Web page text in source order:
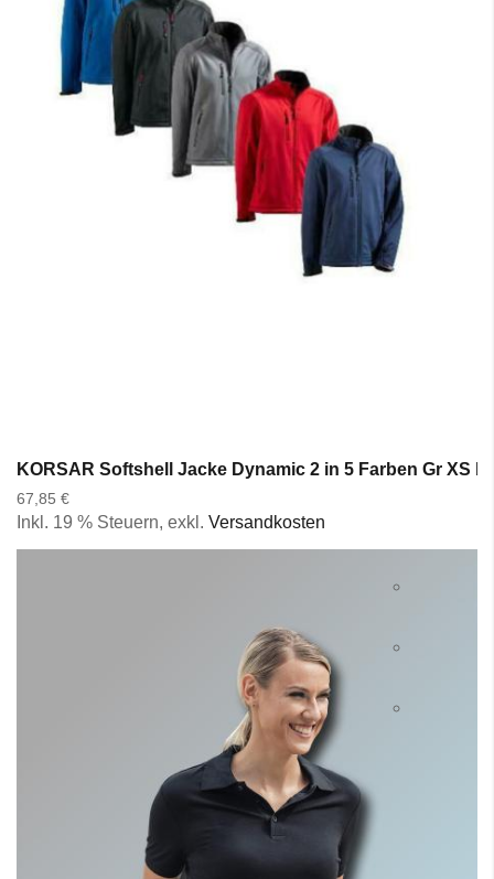
KORSAR Softshell Jacke Dynamic 2 in 5 Farben Gr XS
67,85 €
Inkl. 19 % Steuern, exkl. Versandkosten